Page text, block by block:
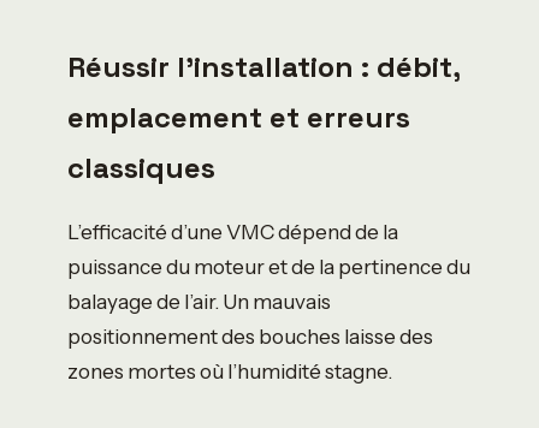
Réussir l’installation : débit,
emplacement et erreurs
classiques
L’efficacité d’une VMC dépend de la
puissance du moteur et de la pertinence du
balayage de l’air. Un mauvais
positionnement des bouches laisse des
zones mortes où l’humidité stagne.